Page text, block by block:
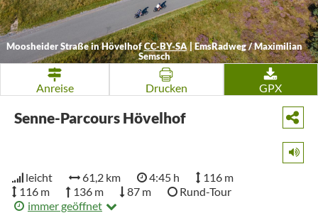
Moosheider Straße in HövelhofCC-BY-SA|EmsRadweg / Maximilian
Semsch
Anreise Drucken GPX
Senne-Parcours Hövelhof
leicht 61,2 km 4:45 h
116 m
116 m
136 m 87 m
Rund-Tour
immer geöffnet